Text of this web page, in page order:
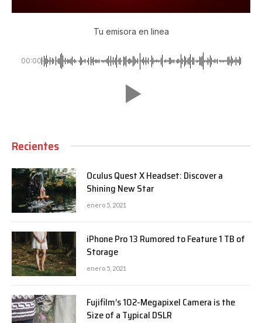
Tu emisora en linea
00:00
Recientes
Oculus Quest X Headset: Discover a
Shining New Star
enero 5, 2021
iPhone Pro 13 Rumored to Feature 1 TB of
Storage
enero 5, 2021
Fujifilm’s 102-Megapixel Camera is the
Size of a Typical DSLR